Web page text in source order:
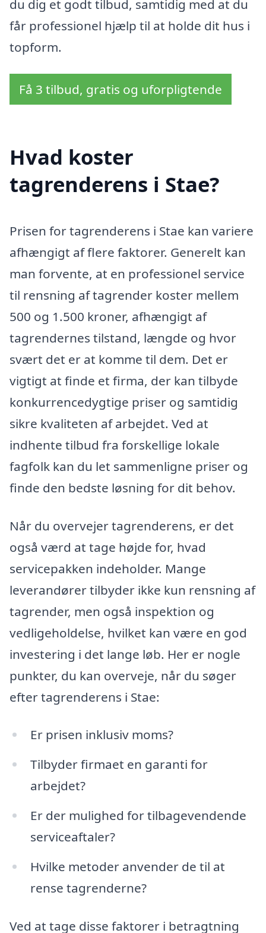
du dig et godt tilbud, samtidig med at du
får professionel hjælp til at holde dit hus i
topform.
Få 3 tilbud, gratis og uforpligtende
Hvad koster
tagrenderens i Stae?
Prisen for tagrenderens i Stae kan variere
afhængigt af flere faktorer. Generelt kan
man forvente, at en professionel service
til rensning af tagrender koster mellem
500 og 1.500 kroner, afhængigt af
tagrendernes tilstand, længde og hvor
svært det er at komme til dem. Det er
vigtigt at finde et firma, der kan tilbyde
konkurrencedygtige priser og samtidig
sikre kvaliteten af arbejdet. Ved at
indhente tilbud fra forskellige lokale
fagfolk kan du let sammenligne priser og
finde den bedste løsning for dit behov.
Når du overvejer tagrenderens, er det
også værd at tage højde for, hvad
servicepakken indeholder. Mange
leverandører tilbyder ikke kun rensning af
tagrender, men også inspektion og
vedligeholdelse, hvilket kan være en god
investering i det lange løb. Her er nogle
punkter, du kan overveje, når du søger
efter tagrenderens i Stae:
Er prisen inklusiv moms?
Tilbyder firmaet en garanti for
arbejdet?
Er der mulighed for tilbagevendende
serviceaftaler?
Hvilke metoder anvender de til at
rense tagrenderne?
Ved at tage disse faktorer i betragtning